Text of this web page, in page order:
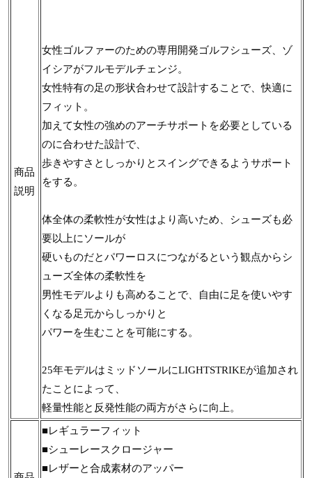
商品
説明
女性ゴルファーのための専用開発ゴルフシューズ、ゾ
イシアがフルモデルチェンジ。
女性特有の足の形状合わせて設計することで、快適に
フィット。
加えて女性の強めのアーチサポートを必要としている
のに合わせた設計で、
歩きやすさとしっかりとスイングできるようサポート
をする。
体全体の柔軟性が女性はより高いため、シューズも必
要以上にソールが
硬いものだとパワーロスにつながるという観点からシ
ューズ全体の柔軟性を
男性モデルよりも高めることで、自由に足を使いやす
くなる足元からしっかりと
パワーを生むことを可能にする。
25年モデルはミッドソールにLIGHTSTRIKEが追加され
たことによって、
軽量性能と反発性能の両方がさらに向上。
■レギュラーフィット
■シューレースクロージャー
■レザーと合成素材のアッパー